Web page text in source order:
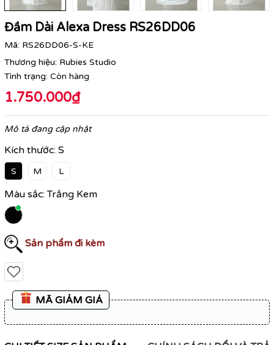
Đầm Dài Alexa Dress RS26DD06
Mã: RS26DD06-S-KE
Thương hiệu: Rubies Studio
Tình trạng: Còn hàng
1.750.000₫
Mô tả đang cập nhật
Kích thước: S
S M L
Màu sắc:Trắng Kem
Sản phẩm đi kèm
MÃ GIẢM GIÁ